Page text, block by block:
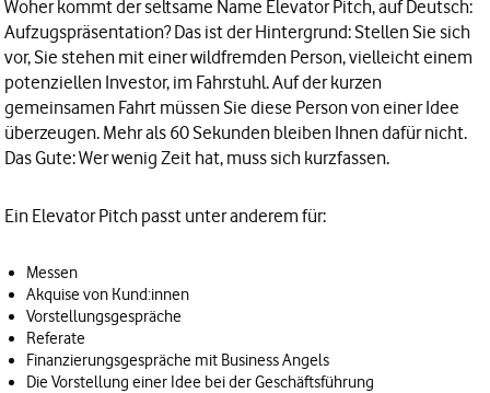
Woher kommt der seltsame Name Elevator Pitch, auf Deutsch:
Aufzugspräsentation? Das ist der Hintergrund: Stellen Sie sich
vor, Sie stehen mit einer wildfremden Person, vielleicht einem
potenziellen Investor, im Fahrstuhl. Auf der kurzen
gemeinsamen Fahrt müssen Sie diese Person von einer Idee
überzeugen. Mehr als 60 Sekunden bleiben Ihnen dafür nicht.
Das Gute: Wer wenig Zeit hat, muss sich kurzfassen.
Ein Elevator Pitch passt unter anderem für:
Messen
Akquise von Kund:innen
Vorstellungsgespräche
Referate
Finanzierungsgespräche mit Business Angels
Die Vorstellung einer Idee bei der Geschäftsführung